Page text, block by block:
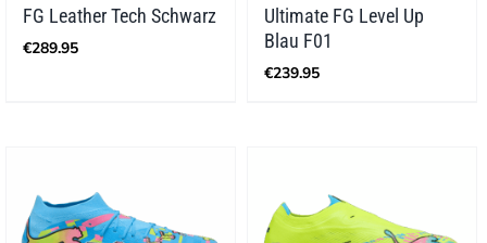
FG Leather Tech Schwarz
€289.95
Ultimate FG Level Up
Blau F01
€239.95